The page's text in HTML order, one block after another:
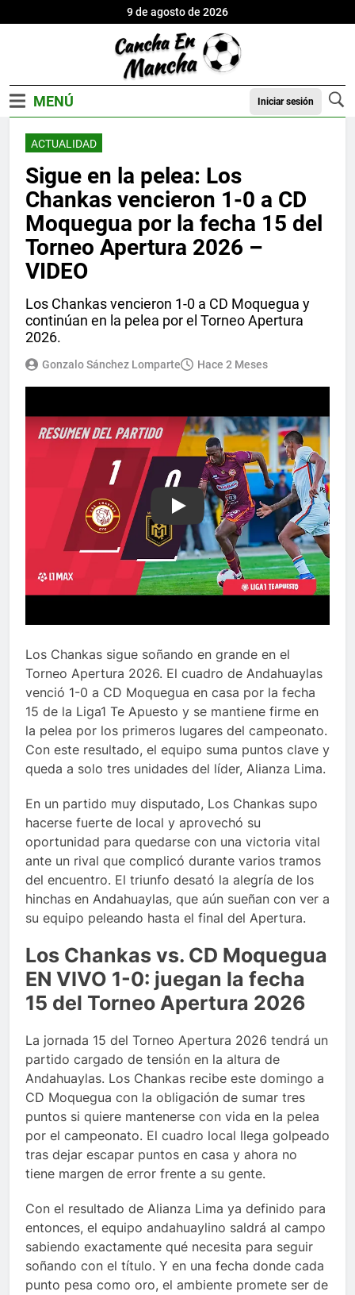
9 de agosto de 2026
Iniciar sesión
ACTUALIDAD
Sigue en la pelea: Los
Chankas vencieron 1-0 a CD
Moquegua por la fecha 15 del
Torneo Apertura 2026 –
VIDEO
Los Chankas vencieron 1-0 a CD Moquegua y
continúan en la pelea por el Torneo Apertura
2026.
Gonzalo Sánchez Lomparte Hace 2 Meses
Play
Los Chankas sigue soñando en grande en el
Torneo Apertura 2026. El cuadro de Andahuaylas
venció 1-0 a CD Moquegua en casa por la fecha
15 de la Liga1 Te Apuesto y se mantiene firme en
la pelea por los primeros lugares del campeonato.
Con este resultado, el equipo suma puntos clave y
queda a solo tres unidades del líder, Alianza Lima.
En un partido muy disputado, Los Chankas supo
hacerse fuerte de local y aprovechó su
oportunidad para quedarse con una victoria vital
ante un rival que complicó durante varios tramos
del encuentro. El triunfo desató la alegría de los
hinchas en Andahuaylas, que aún sueñan con ver a
su equipo peleando hasta el final del Apertura.
Los Chankas vs. CD Moquegua
EN VIVO 1-0: juegan la fecha
15 del Torneo Apertura 2026
La jornada 15 del Torneo Apertura 2026 tendrá un
partido cargado de tensión en la altura de
Andahuaylas. Los Chankas recibe este domingo a
CD Moquegua con la obligación de sumar tres
puntos si quiere mantenerse con vida en la pelea
por el campeonato. El cuadro local llega golpeado
tras dejar escapar puntos en casa y ahora no
tiene margen de error frente a su gente.
Con el resultado de Alianza Lima ya definido para
entonces, el equipo andahuaylino saldrá al campo
sabiendo exactamente qué necesita para seguir
soñando con el título. Y en una fecha donde cada
punto pesa como oro, el ambiente promete ser de